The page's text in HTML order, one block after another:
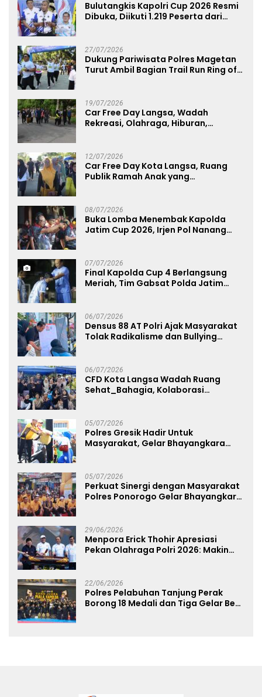
Bulutangkis Kapolri Cup 2026 Resmi
Dibuka, Diikuti 1.219 Peserta dari
27/07/2026
Dukung Pariwisata Polres Magetan
Turut Ambil Bagian Trail Run Ring of
19/07/2026
Car Free Day Langsa, Wadah
Rekreasi, Olahraga, Hiburan,
12/07/2026
Car Free Day Kota Langsa, Ruang
Publik Ramah Anak yang
08/07/2026
Buka Lomba Menembak Kapolda
Jatim Cup 2026, Irjen Pol Nanang
07/07/2026
Final Kapolda Cup 4 Berlangsung
Meriah, Tim Gabsat Polda Jatim
06/07/2026
Densus 88 AT Polri Ajak Masyarakat
Tolak Radikalisme dan Bullying
06/07/2026
CFD Kota Langsa Wadah Ruang
Sehat_Bahagia, Kolaborasi
05/07/2026
Polres Gresik Hadir Untuk
Masyarakat, Gelar Bhayangkara
05/07/2026
Perkuat Sinergi dengan Masyarakat
Polres Ponorogo Gelar Bhayangkara
29/06/2026
Menpora Erick Thohir Apresiasi
Pekan Olahraga Polri 2026: Makin
22/06/2026
Polres Pelabuhan Tanjung Perak
Borong 18 Medali dan Tiga Gelar Best